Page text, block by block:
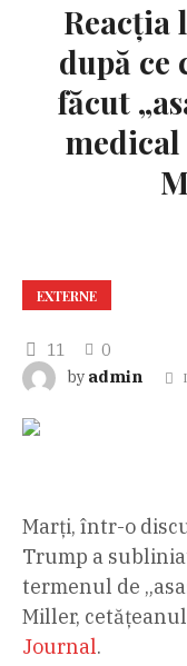
Reacția
după ce
făcut
EXTERNE
11
0
by admin
Marți, într-o
Trump a
termenul de
Miller,
Journal.